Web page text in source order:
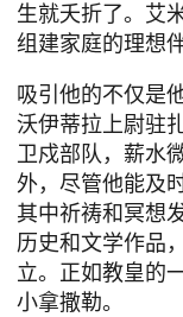
生就夭折了。艾
组建家庭的理想
吸引他的不仅是
沃伊蒂拉上尉驻
卫戍部队，薪水
外，尽管他能及
其中祈祷和冥想
历史和文学作品
立。正如教皇的
小拿撒勒。